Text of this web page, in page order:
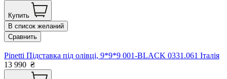
Купить
В список желаний
Сравнить
Pinetti Підставка під олівці, 9*9*9 001-BLACK 0331.061 Італія
13 990 ₴